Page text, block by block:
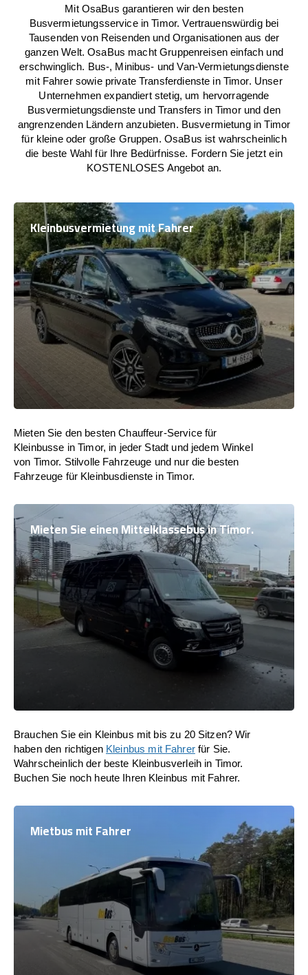
Mit OsaBus garantieren wir den besten
Busvermietungsservice in Timor. Vertrauenswürdig bei
Tausenden von Reisenden und Organisationen aus der
ganzen Welt. OsaBus macht Gruppenreisen einfach und
erschwinglich. Bus-, Minibus- und Van-Vermietungsdienste
mit Fahrer sowie private Transferdienste in Timor. Unser
Unternehmen expandiert stetig, um hervorragende
Busvermietungsdienste und Transfers in Timor und den
angrenzenden Ländern anzubieten. Busvermietung in Timor
für kleine oder große Gruppen. OsaBus ist wahrscheinlich
die beste Wahl für Ihre Bedürfnisse. Fordern Sie jetzt ein
KOSTENLOSES Angebot an.
Kleinbusvermietung mit Fahrer
Mieten Sie den besten Chauffeur-Service für
Kleinbusse in Timor, in jeder Stadt und jedem Winkel
von Timor. Stilvolle Fahrzeuge und nur die besten
Fahrzeuge für Kleinbusdienste in Timor.
Mieten Sie einen Mittelklassebus in Timor.
Brauchen Sie ein Kleinbus mit bis zu 20 Sitzen? Wir
haben den richtigen Kleinbus mit Fahrerfür Sie.
Wahrscheinlich der beste Kleinbusverleih in Timor.
Buchen Sie noch heute Ihren Kleinbus mit Fahrer.
Mietbus mit Fahrer